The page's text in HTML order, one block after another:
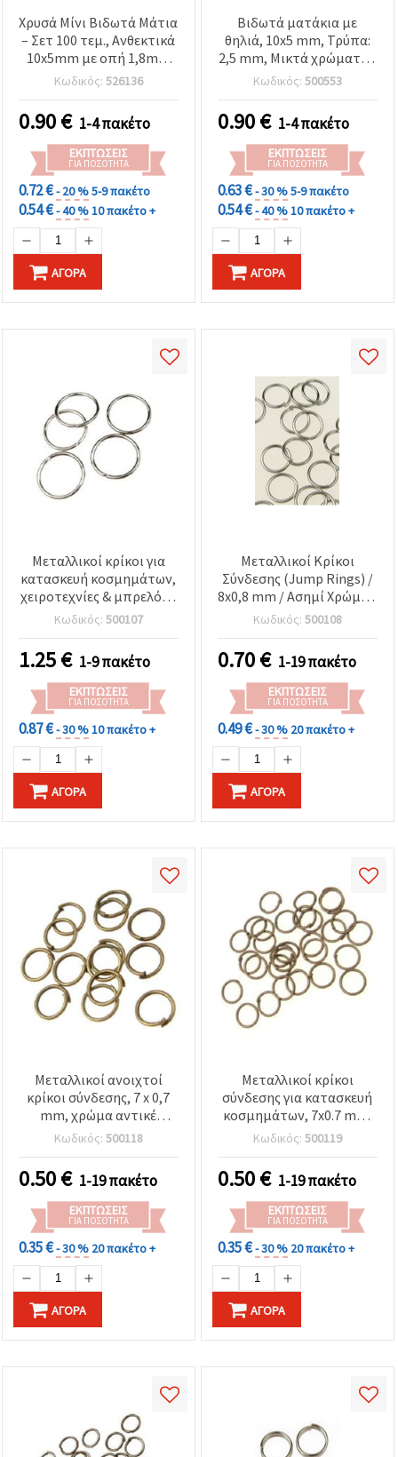
προτιμήσεις
σας στις
ρυθμίσεις
δεδομένο
τύπο
cookies και
κάνοντας
κλικ στο
κουμπί
Αποθήκευση.
Στον
ιστότοπο!
Ρυθμίσεις
Χρυσά Μίνι Βιδωτά Μάτια
– Σετ 100 τεμ., Ανθεκτικά
10x5mm με οπή 1,8mm
για κοσμηματοποίηση &
χειροτεχνίες
Κωδικός: 526136
0.90€ 1-4 πακέτο
ΕΚΠΤΏΣΕΙΣ
ΓΙΑ ΠΟΣΌΤΗΤΑ
0.72 €- 20 %5-9 πακέτο
0.54 €- 40 %10 πακέτο +
ΑΓΟΡΆ
Βιδωτά ματάκια με
θηλιά, 10x5 mm, Τρύπα:
2,5 mm, Μικτά χρώματα -
100 τεμ.
Κωδικός: 500553
0.90€ 1-4 πακέτο
ΕΚΠΤΏΣΕΙΣ
ΓΙΑ ΠΟΣΌΤΗΤΑ
0.63 €- 30 %5-9 πακέτο
0.54 €- 40 %10 πακέτο +
ΑΓΟΡΆ
Μεταλλικοί κρίκοι για
κατασκευή κοσμημάτων,
χειροτεχνίες & μπρελόκ /
Ασημί χρώμα / 20x2 mm /
50 τεμ.
Κωδικός: 500107
1.25€ 1-9 πακέτο
ΕΚΠΤΏΣΕΙΣ
ΓΙΑ ΠΟΣΌΤΗΤΑ
0.87 €- 30 %10 πακέτο +
ΑΓΟΡΆ
Μεταλλικοί Κρίκοι
Σύνδεσης (Jump Rings) /
8x0,8 mm / Ασημί Χρώμα /
200 τεμ.
Κωδικός: 500108
0.70€ 1-19 πακέτο
ΕΚΠΤΏΣΕΙΣ
ΓΙΑ ΠΟΣΌΤΗΤΑ
0.49 €- 30 % 20 πακέτο +
ΑΓΟΡΆ
Μεταλλικοί ανοιχτοί
κρίκοι σύνδεσης, 7 x 0,7
mm, χρώμα αντικέ
μπρονζέ - 200 τεμ.
Κωδικός: 500118
0.50€ 1-19 πακέτο
ΕΚΠΤΏΣΕΙΣ
ΓΙΑ ΠΟΣΌΤΗΤΑ
0.35 €- 30 % 20 πακέτο +
ΑΓΟΡΆ
Μεταλλικοί κρίκοι
σύνδεσης για κατασκευή
κοσμημάτων, 7x0.7 mm,
χρώμα αντικέ χαλκού -
200 τεμ.
Κωδικός: 500119
0.50€ 1-19 πακέτο
ΕΚΠΤΏΣΕΙΣ
ΓΙΑ ΠΟΣΌΤΗΤΑ
0.35 €- 30 % 20 πακέτο +
ΑΓΟΡΆ